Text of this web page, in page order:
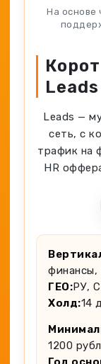
Крипто
Spy-сервисы
Аккаунты
Проверка
Генератор
На основе
Leads
Leads —
сеть, с
трафик на
HR
финансы,
ГЕО:РУ,
Холд:14
1200